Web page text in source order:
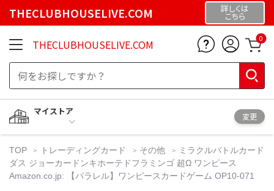
THECLUBHOUSELIVE.COM 詳しくは
こちら
THECLUBHOUSELIVE.COM 0
マイストア
変更
TOP トレーディングカード その他
ミラクルバトルカード
ダス ジョーカードンキホーテドフラミンゴ 超Ω ワンピース
Amazon.co.jp: 【パラレル】ワンピースカードゲーム OP10-071